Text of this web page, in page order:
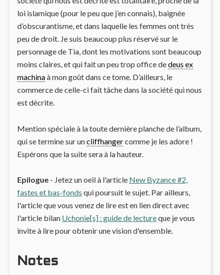
loi islamique (pour le peu que j’en connais), baignée
d’obscurantisme, et dans laquelle les femmes ont très
peu de droit. Je suis beaucoup plus réservé sur le
personnage de Tia, dont les motivations sont beaucoup
moins claires, et qui fait un peu trop office dedeus ex
machinaà mon goût dans ce tome. D’ailleurs, le
commerce de celle-ci fait tâche dans la société qui nous
est décrite.
Mention spéciale à la toute dernière planche de l’album,
qui se termine sur uncliffhangercomme je les adore !
Espérons que la suite sera à la hauteur.
Epilogue- Jetez un oeil à l'article New Byzance #2,
fastes et bas-fonds qui poursuit le sujet. Par ailleurs,
l'article que vous venez de lire est en lien direct avec
l'article bilan Uchonie[s] : guide de lectureque je vous
invite à lire pour obtenir une vision d'ensemble.
Notes